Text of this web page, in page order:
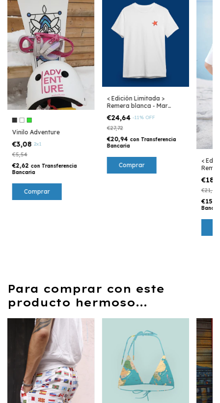
Vinilo Adventure
€3,08 2x1
€5,54
€2,62 con Transferencia
Bancaria
Comprar
< Edición Limitada >
Remera blanca - Mar
€24,64 -11% OFF
€27,72
€20,94 con Transferencia
Bancaria
Comprar
<
€21,56
Para comprar con este
producto hermoso...